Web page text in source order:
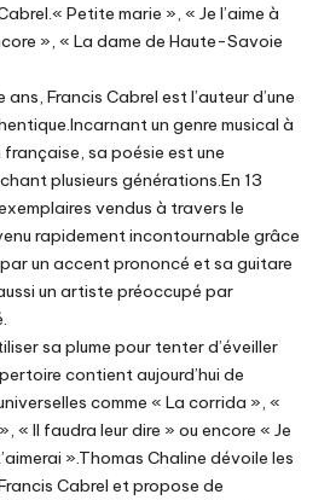
Petite marie », « Je l’aime à
», « La dame de Haute-Savoie
Francis Cabrel est l’auteur d’une
un genre musical à
sa poésie est une
plusieurs générations.En 13
vendus à travers le
rapidement incontournable grâce
un accent prononcé et sa guitare
un artiste préoccupé par
sa plume pour tenter d’éveiller
contient aujourd’hui de
comme « La corrida », «
« Il faudra leur dire » ou encore « Je
».Thomas Chaline dévoile les
Cabrel et propose de